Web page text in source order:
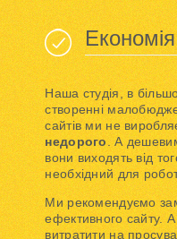
Економія
Наша студія, в
створенні
сайтів ми не
недорого. А
вони виходять від
необхідний для
Ми рекомендуємо
ефективного сайту.
витратити на